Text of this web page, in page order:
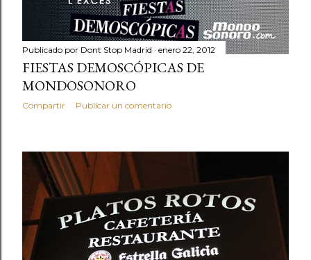
Publicado por Dont Stop Madrid enero 22, 2012
FIESTAS DEMOSCÓPICAS DE
MONDOSONORO
Compartir Publicar un comentario